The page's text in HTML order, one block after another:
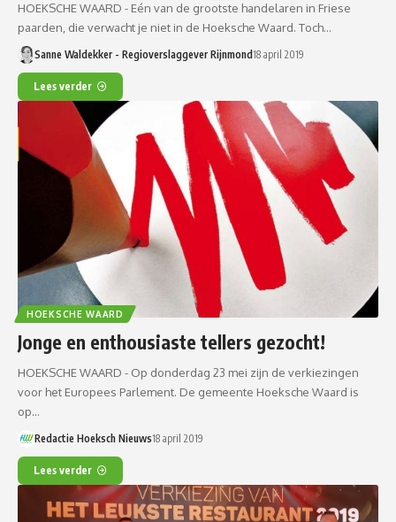
HOEKSCHE WAARD - Eén van de grootste handelaren in Friese
paarden, die verwacht je niet in de Hoeksche Waard. Toch…
Sanne Waldekker - Regioverslaggever Rijnmond18 april 2019
Lees verder
HOEKSCHE WAARD
Jonge en enthousiaste tellers gezocht!
HOEKSCHE WAARD - Op donderdag 23 mei zijn de verkiezingen
voor het Europees Parlement. De gemeente Hoeksche Waard is
op…
Redactie Hoeksch Nieuws18 april 2019
Lees verder